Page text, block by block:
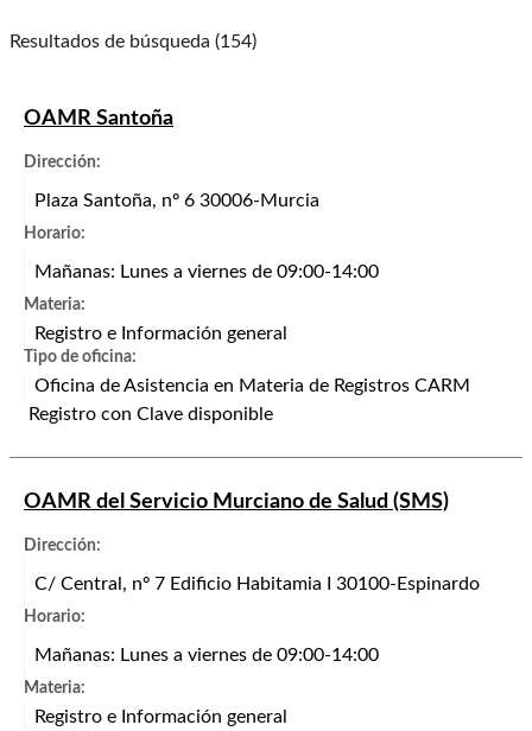
Resultados de búsqueda (154)
OAMR Santoña
Dirección:
Plaza Santoña, nº 6 30006-Murcia
Horario:
Mañanas: Lunes a viernes de 09:00-14:00
Materia:
Registro e Información general
Tipo de oficina:
Oficina de Asistencia en Materia de Registros CARM
Registro con Clave disponible
OAMR del Servicio Murciano de Salud (SMS)
Dirección:
C/ Central, nº 7 Edificio Habitamia I 30100-Espinardo
Horario:
Mañanas: Lunes a viernes de 09:00-14:00
Materia:
Registro e Información general